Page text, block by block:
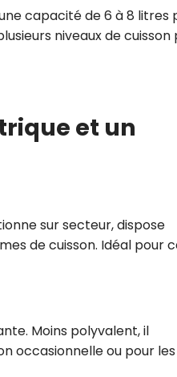
capacité de 6 à 8 litres
niveaux de cuisson
et un
sur secteur, dispose
de cuisson. Idéal pour
Moins polyvalent, il
occasionnelle ou pour les